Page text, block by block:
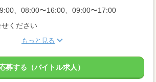
、08:00〜16:00、09:00〜17:00
ください
もっと見る
募する（バイトル求人）